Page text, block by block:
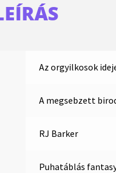
Az orgyilkosok
A megsebzett
RJ Barker
Puhatáblás